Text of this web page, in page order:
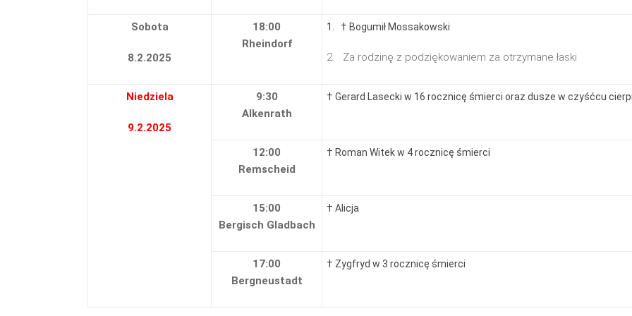
Sobota
8.2.2025
18:00
Rheindorf
1. † Bogumił Mossakowski
2. Za rodzinę z podziękowaniem za otrzymane łaski
Niedziela
9.2.2025
9:30
Alkenrath
† Gerard Lasecki w 16 rocznicę śmierci oraz dusze w czyśćcu
12:00
Remscheid
† Roman Witek w 4 rocznicę śmierci
15:00
Bergisch Gladbach
† Alicja
17:00
Bergneustadt
† Zygfryd w 3 rocznicę śmierci